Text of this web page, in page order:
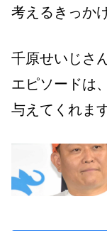
考えるきっか
千原せいじさ
エピソードは
与えてくれます